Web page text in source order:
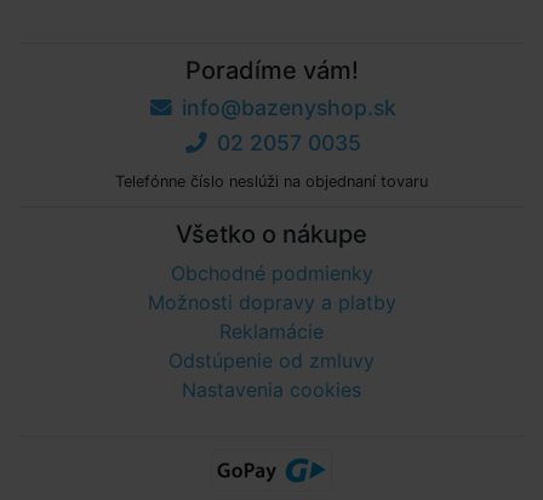
Poradíme vám!
info@bazenyshop.sk
02 2057 0035
Telefónne číslo neslúži na objednaní tovaru
Všetko o nákupe
Obchodné podmienky
Možnosti dopravy a platby
Reklamácie
Odstúpenie od zmluvy
Nastavenia cookies